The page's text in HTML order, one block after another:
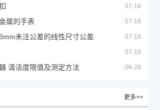
07-16
属的手表 07-16
未注公差的线性尺寸公差 07-16
07-16
清洁度限值及测定方法 06-28
更多>>